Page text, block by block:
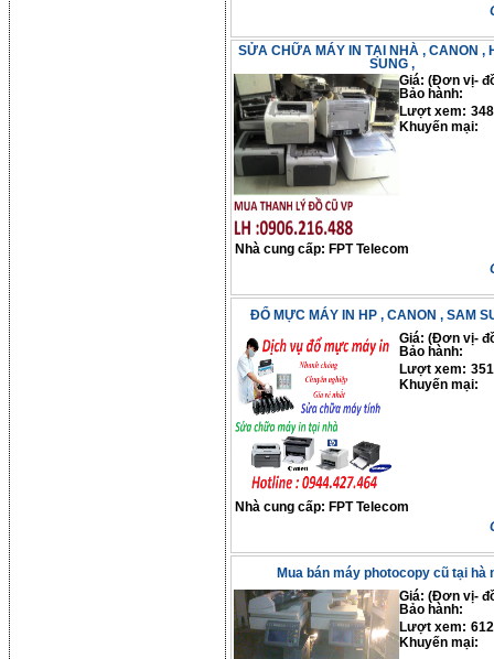
SỬA CHỮA MÁY IN TẠI NHÀ , CANON ,
SUNG ,
Giá: (Đơn vị-
Bảo hành:
Lượt xem:
Khuyến mại:
Nhà cung cấp: FPT Telecom
ĐỔ MỰC MÁY IN HP , CANON , SAM
Giá: (Đơn vị-
Bảo hành:
Lượt xem:
Khuyến mại:
Nhà cung cấp: FPT Telecom
Mua bán máy photocopy cũ tại hà
Giá: (Đơn vị-
Bảo hành:
Lượt xem:
Khuyến mại: